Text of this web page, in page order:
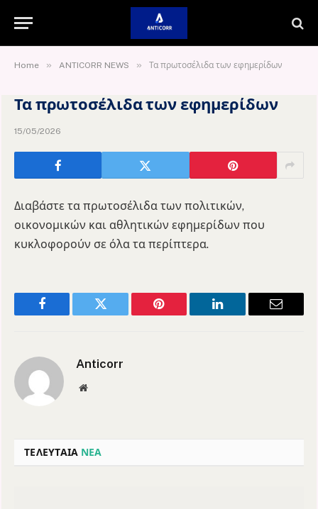
Home » ANTICORR NEWS » Τα πρωτοσέλιδα των εφημερίδων
Τα πρωτοσέλιδα των εφημερίδων
15/05/2026
Διαβάστε τα πρωτοσέλιδα των πολιτικών,
οικονομικών και αθλητικών εφημερίδων που
κυκλοφορούν σε όλα τα περίπτερα.
Facebook Twitter Pinterest LinkedIn Email
Anticorr
Website
ΤΕΛΕΥΤΑΙΑ ΝΕΑ